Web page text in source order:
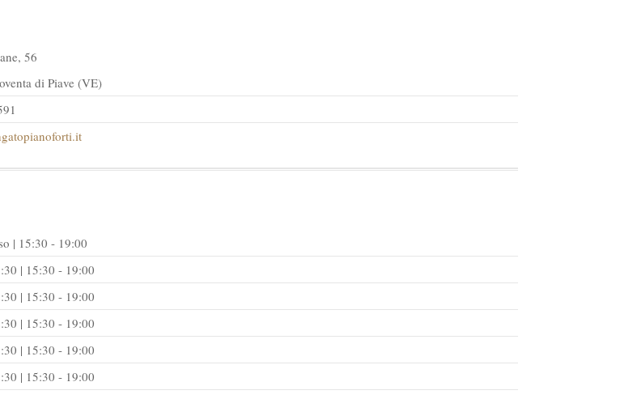
56
di Piave (VE)
| 15:30 - 19:00
| 15:30 - 19:00
| 15:30 - 19:00
| 15:30 - 19:00
| 15:30 - 19:00
| 15:30 - 19:00